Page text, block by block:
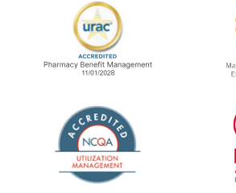
URAC Accredited